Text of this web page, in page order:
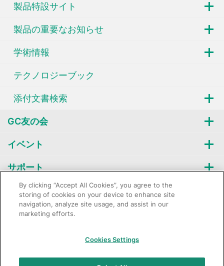
製品特設サイト
製品の重要なお知らせ
学術情報
テクノロジーブック
添付文書検索
GC友の会
イベント
サポート
企業情報
GC：特定商取引法に基づく表記
By clicking “Accept All Cookies”, you agree to the
storing of cookies on your device to enhance site
navigation, analyze site usage, and assist in our
marketing efforts.
Cookies Settings